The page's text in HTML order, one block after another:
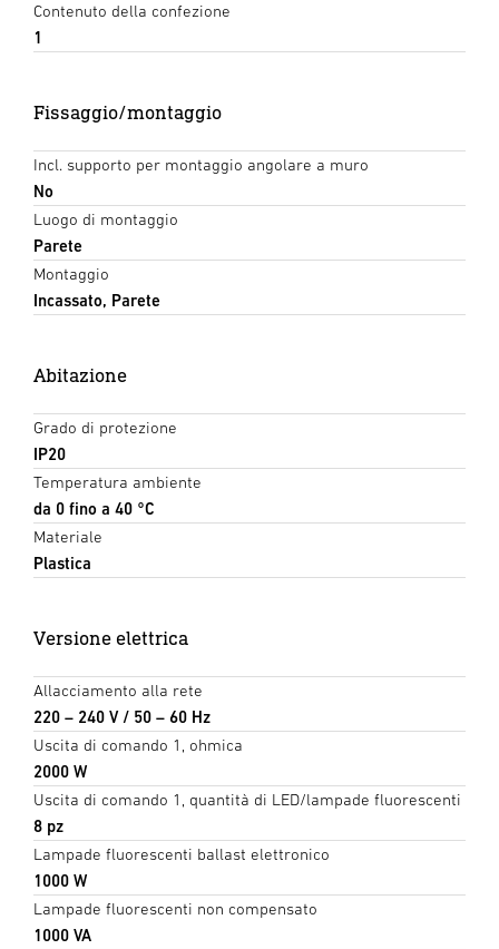
Contenuto della confezione
1
Fissaggio/montaggio
Incl. supporto per montaggio angolare a muro
No
Luogo di montaggio
Parete
Montaggio
Incassato, Parete
Abitazione
Grado di protezione
IP20
Temperatura ambiente
da 0 fino a 40 °C
Materiale
Plastica
Versione elettrica
Allacciamento alla rete
220 – 240 V / 50 – 60 Hz
Uscita di comando 1, ohmica
2000 W
Uscita di comando 1, quantità di LED/lampade fluorescenti
8 pz
Lampade fluorescenti ballast elettronico
1000 W
Lampade fluorescenti non compensato
1000 VA